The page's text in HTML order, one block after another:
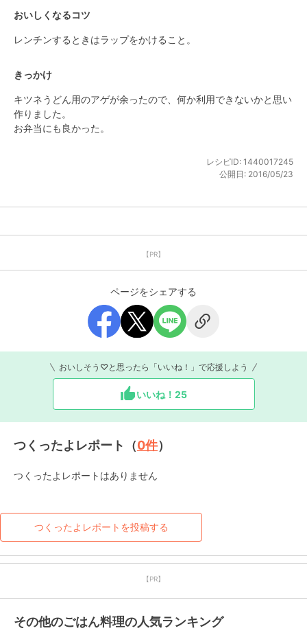
おいしくなるコツ
レンチンするときはラップをかけること。
きっかけ
キツネうどん用のアゲが余ったので、何か利用できないかと思い
作りました。
お弁当にも良かった。
レシピID: 1440017245
公開日: 2016/05/23
【PR】
ページをシェアする
おいしそう♡と思ったら「いいね！」で応援しよう
いいね！ 25
つくったよレポート（0件）
つくったよレポートはありません
つくったよレポートを投稿する
【PR】
その他のごはん料理の人気ランキング